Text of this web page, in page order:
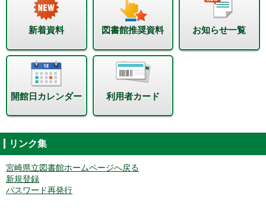
新着資料 図書館推奨資料 お知らせ一覧
開館日カレンダー 利用者カード
リンク集
宮崎県立図書館ホームページへ戻る
新規登録
パスワード再発行